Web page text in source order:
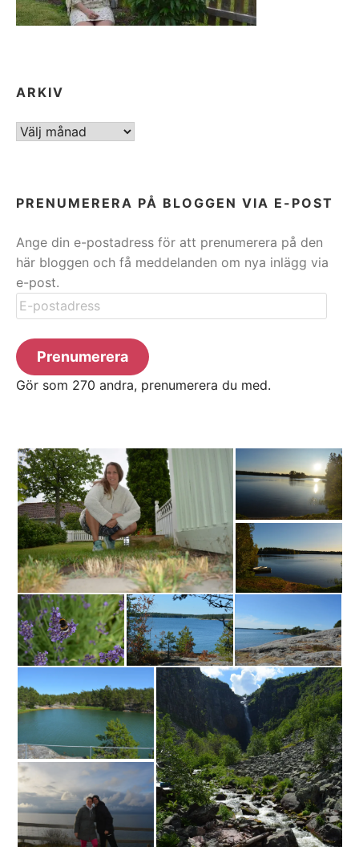
ARKIV
ARKIV
PRENUMERERA PÅ BLOGGEN VIA E-POST
Ange din e-postadress för att prenumerera på den
här bloggen och få meddelanden om nya inlägg via
e-post.
E-
postadress
Prenumerera
Gör som 270 andra, prenumerera du med.